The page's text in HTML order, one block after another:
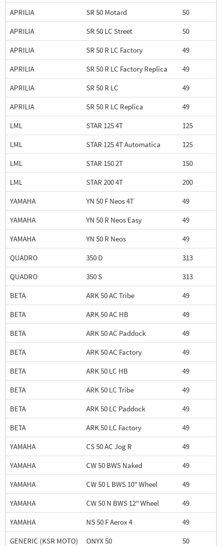
APRILIA SR 50 Motard
50
APRILIA
SR 50 LC Street
50
APRILIA
SR 50 R LC Factory
49
APRILIA
SR 50 R LC Factory Replica
49
APRILIA
SR 50 R LC
49
APRILIA
SR 50 R LC Replica
49
LML
STAR 125 4T
125
LML
STAR 125 4T Automatica
125
LML
STAR 150 2T
150
LML
STAR 200 4T
200
YAMAHA
YN 50 F Neos 4T
49
YAMAHA
YN 50 R Neos Easy
49
YAMAHA
YN 50 R Neos
49
QUADRO
350 D
313
QUADRO
350 S
313
BETA
ARK 50 AC Tribe
49
BETA
ARK 50 AC HB
49
BETA
ARK 50 AC Paddock
49
BETA
ARK 50 AC Factory
49
BETA
ARK 50 LC HB
49
BETA
ARK 50 LC Tribe
49
BETA
ARK 50 LC Paddock
49
BETA
ARK 50 LC Factory
49
YAMAHA
CS 50 AC Jog R
49
YAMAHA
CW 50 BWS Naked
49
YAMAHA
CW 50 L BWS 10" Wheel
49
YAMAHA
CW 50 N BWS 12" Wheel
49
YAMAHA
NS 50 F Aerox 4
49
GENERIC (KSR MOTO)
ONYX 50
50